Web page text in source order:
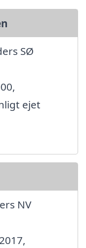
SØ
ejet
NV